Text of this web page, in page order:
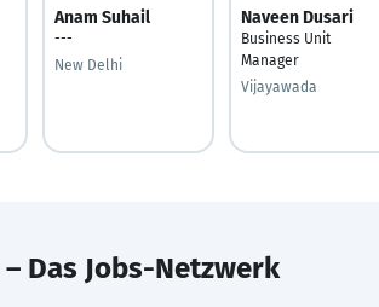
Anam Suhail
---
New Delhi
Naveen Dusari
Business Unit
Manager
Vijayawada
– Das Jobs-Netzwerk